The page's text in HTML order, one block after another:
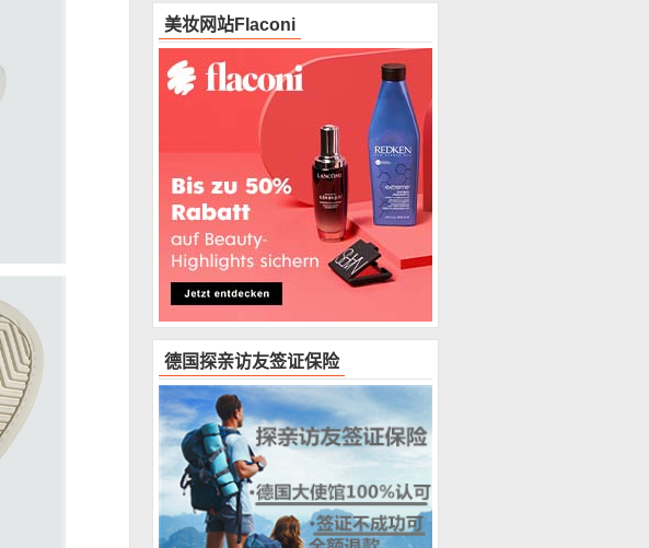
美妆网站Flaconi
德国探亲访友签证保险